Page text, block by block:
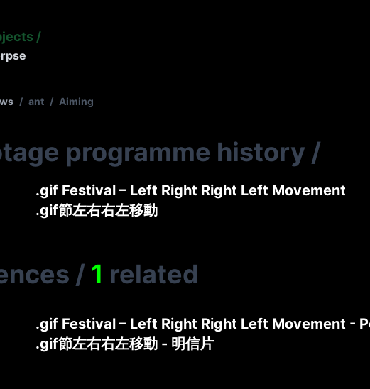
/
/ ant / Aiming
programme history /
.gif Festival – Left Right Right Left Movement
.gif節左右右左移動
/ 1 related
.gif Festival – Left Right Right Left Movement -
.gif節左右右左移動 - 明信片